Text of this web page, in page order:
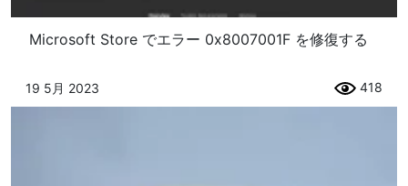
Microsoft Store でエラー 0x8007001F を修復する
19 5月 2023 418